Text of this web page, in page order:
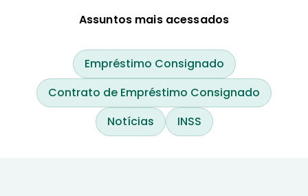
Assuntos mais acessados
Empréstimo Consignado
Contrato de Empréstimo Consignado
Notícias
INSS